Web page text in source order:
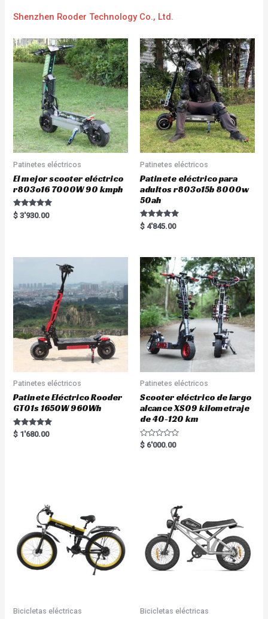
Shenzhen Rooder Technology Co., Ltd.
Patinetes eléctricos
El mejor scooter eléctrico
r803o16 7000W 90 kmph
Rated
5.00
$ 3'930.00
Patinetes eléctricos
Patinete eléctrico para
adultos r803o15b 8000w
50ah
Rated
5.00
$ 4'845.00
Patinetes eléctricos
Patinete Eléctrico Rooder
GT01s 1650W 960Wh
Rated
5.00
$ 1'680.00
Patinetes eléctricos
Scooter eléctrico de largo
alcance XS09 kilometraje
de 40-120 km
R
a
$ 6'000.00
Bicicletas eléctricas Bicicletas eléctricas